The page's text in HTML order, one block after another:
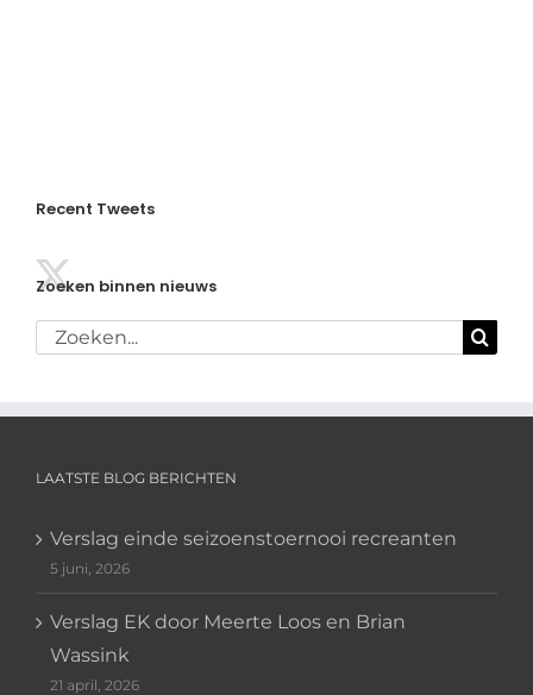
Recent Tweets
Zoeken binnen nieuws
Zoeken
LAATSTE BLOG BERICHTEN
Verslag einde seizoenstoernooi recreanten
5 juni, 2026
Verslag EK door Meerte Loos en Brian
Wassink
21 april, 2026